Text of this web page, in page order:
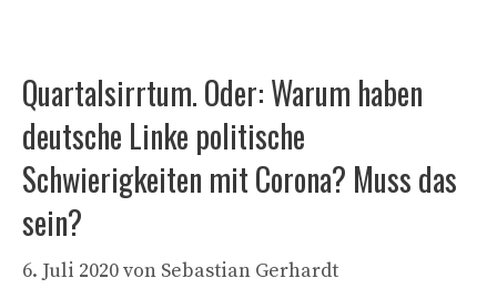
Quartalsirrtum. Oder: Warum haben
deutsche Linke politische
Schwierigkeiten mit Corona? Muss das
sein?
6. Juli 2020von Sebastian Gerhardt